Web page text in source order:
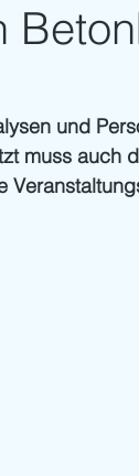
und
muss auch